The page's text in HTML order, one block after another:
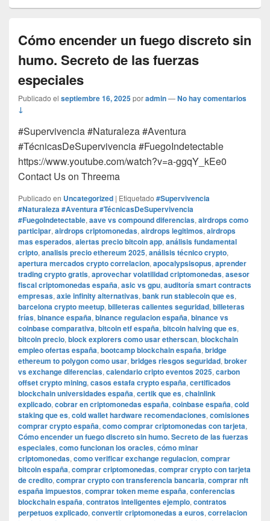
Cómo encender un fuego discreto sin
humo. Secreto de las fuerzas
especiales
Publicado el septiembre 16, 2025poradmin—No hay comentarios
↓
#Supervivencia #Naturaleza #Aventura
#TécnicasDeSupervivencia #FuegoIndetectable
https://www.youtube.com/watch?v=a-ggqY_kEe0
Contact Us on Threema
Publicado en Uncategorized | Etiquetado #Supervivencia
#Naturaleza #Aventura #TécnicasDeSupervivencia
#FuegoIndetectable, aave vs compound diferencias, airdrops como
participar, airdrops criptomonedas, airdrops legitimos, airdrops
mas esperados, alertas precio bitcoin app, análisis fundamental
cripto, analisis precio ethereum 2025, análisis técnico crypto,
apertura mercados crypto correlacion, apocalypsisopus, aprender
trading crypto gratis, aprovechar volatilidad criptomonedas, asesor
fiscal criptomonedas españa, asic vs gpu, auditoría smart contracts
empresas, axie infinity alternativas, bank run stablecoin que es,
barcelona crypto meetup, billeteras calientes seguridad, billeteras
frías, binance españa, binance regulacion españa, binance vs
coinbase comparativa, bitcoin etf españa, bitcoin halving que es,
bitcoin precio, block explorers como usar etherscan, blockchain
empleo ofertas españa, bootcamp blockchain españa, bridge
ethereum to polygon como usar, bridges riesgos seguridad, broker
vs exchange diferencias, calendario cripto eventos 2025, carbon
offset crypto mining, casos estafa crypto españa, certificados
blockchain universidades españa, certik que es, chainlink
explicado, cobrar en criptomonedas españa, coinbase españa, cold
staking que es, cold wallet hardware recomendaciones, comisiones
comprar crypto españa, como comprar criptomonedas con tarjeta,
Cómo encender un fuego discreto sin humo. Secreto de las fuerzas
especiales, como funcionan los oracles, cómo minar
criptomonedas, como verificar exchange regulacion, comprar
bitcoin españa, comprar criptomonedas, comprar crypto con tarjeta
de credito, comprar crypto con transferencia bancaria, comprar nft
españa impuestos, comprar token meme españa, conferencias
blockchain españa, contratos inteligentes ejemplo, contratos
perpetuos explicado, convertir criptomonedas a euros, correlacion